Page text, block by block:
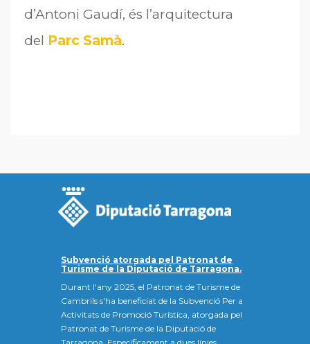
d’Antoni Gaudí, és l’arquitectura
del Parc Samà.
Subvenció atorgada pel Patronat de
Turisme de la Diputació de Tarragona.
Durant l'any 2025, el Patronat de Turisme de
Cambrils s'ha beneficiat de la Subvenció Per a
Activitats de Promoció Turística, atorgada pel
Patronat de Turisme de la Diputació de
Tarragona. Específicament a dues línies